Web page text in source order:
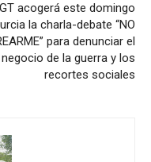
acogerá este domingo
la charla-debate “NO
para denunciar el
negocio de la guerra y los
recortes sociales